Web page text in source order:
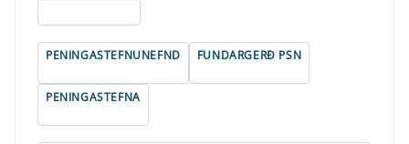
PENINGASTEFNUNEFND FUNDARGERÐ PSN
PENINGASTEFNA